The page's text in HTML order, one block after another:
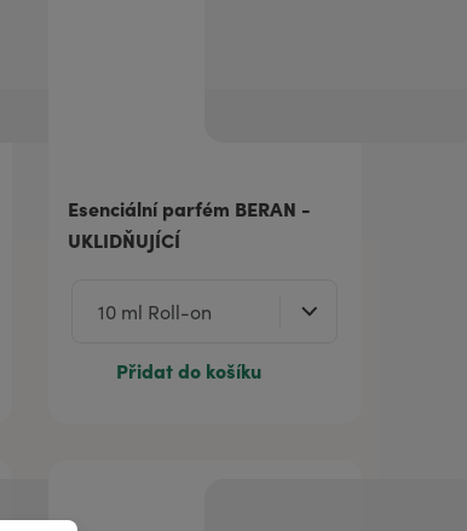
Esenciální parfém BERAN -
UKLIDŇUJÍCÍ
Přidat do košíku